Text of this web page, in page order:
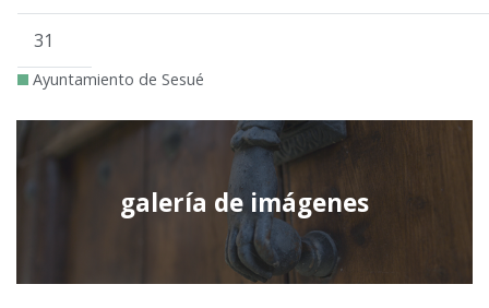
31
Ayuntamiento de Sesué
galería de imágenes